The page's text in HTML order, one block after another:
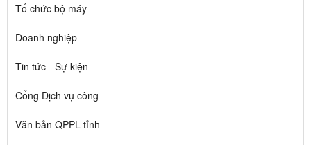
Tổ chức bộ máy
Doanh nghiệp
Tin tức - Sự kiện
Cổng Dịch vụ công
Văn bản QPPL tỉnh